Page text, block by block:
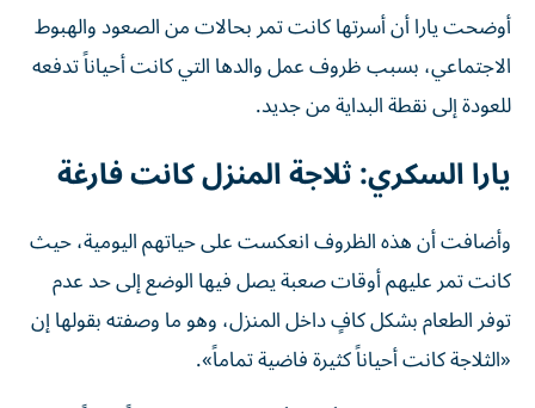
أوضحت يارا أن أسرتها كانت تمر بحالات من الصعود والهبوط
الاجتماعي، بسبب ظروف عمل والدها التي كانت أحياناً تدفعه
للعودة إلى نقطة البداية من جديد.
يارا السكري: ثلاجة المنزل كانت فارغة
وأضافت أن هذه الظروف انعكست على حياتهم اليومية، حيث
كانت تمر عليهم أوقات صعبة يصل فيها الوضع إلى حد عدم
توفر الطعام بشكل كافٍ داخل المنزل، وهو ما وصفته بقولها إن
«الثلاجة كانت أحياناً كثيرة فاضية تماماً».